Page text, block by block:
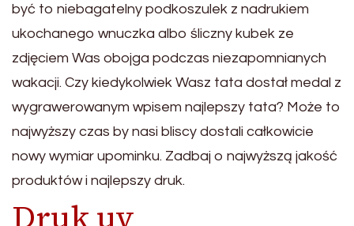
być to niebagatelny podkoszulek z nadrukiem
ukochanego wnuczka albo śliczny kubek ze
zdjęciem Was obojga podczas niezapomnianych
wakacji. Czy kiedykolwiek Wasz tata dostał medal z
wygrawerowanym wpisem najlepszy tata? Może to
najwyższy czas by nasi bliscy dostali całkowicie
nowy wymiar upominku. Zadbaj o najwyższą jakość
produktów i najlepszy druk.
Druk uv